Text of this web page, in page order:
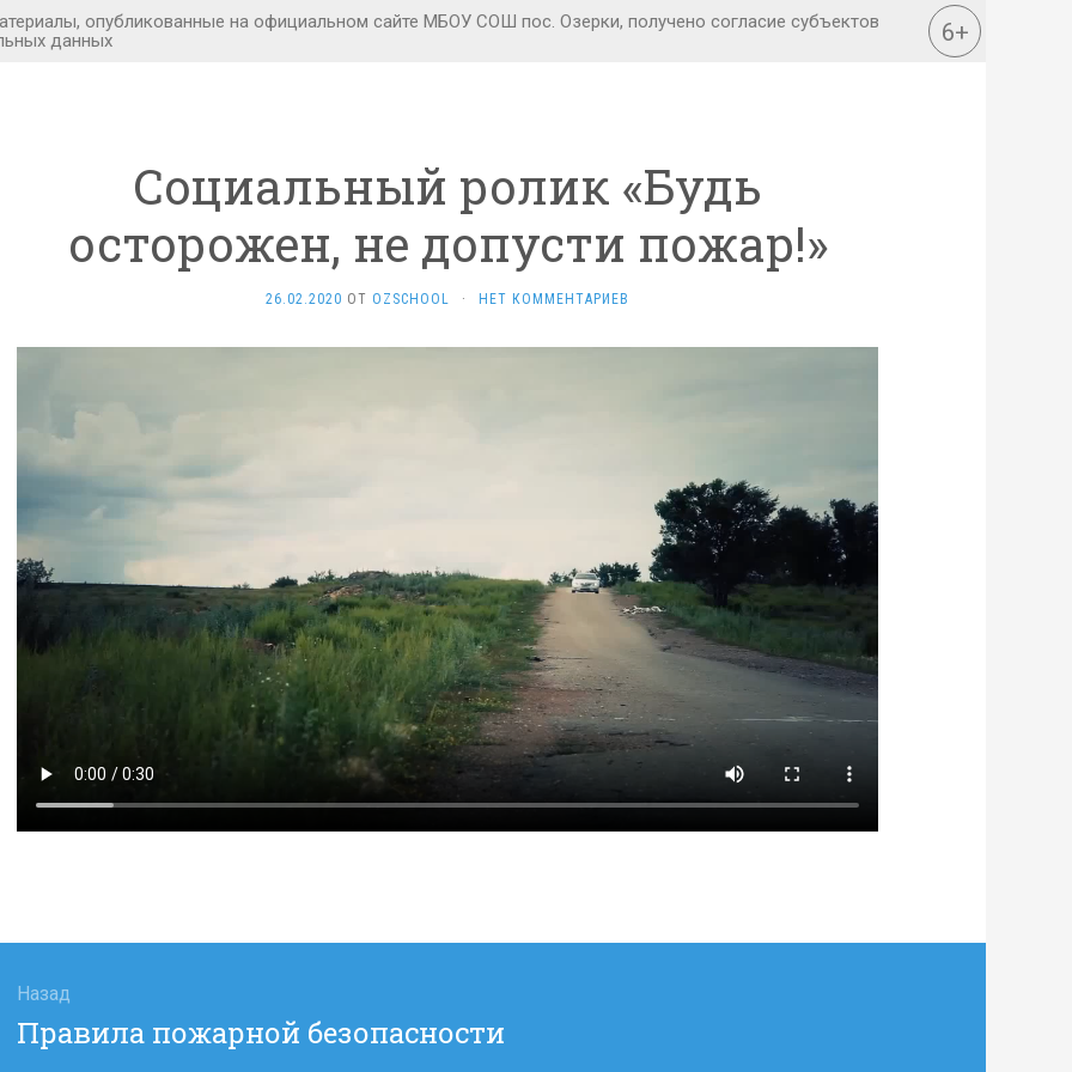
Социальный ролик «Будь
осторожен, не допусти пожар!»
26.02.2020 ОТ OZSCHOOL · НЕТ КОММЕНТАРИЕВ
Назад
Предыдущая
запись:
Правила пожарной безопасности